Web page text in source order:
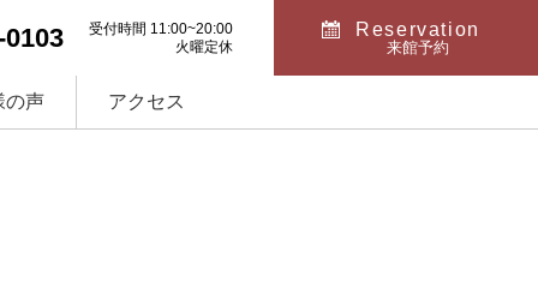
受付時間 11:00~20:00
火曜定休
Reservation
来館予約
の声 アクセス